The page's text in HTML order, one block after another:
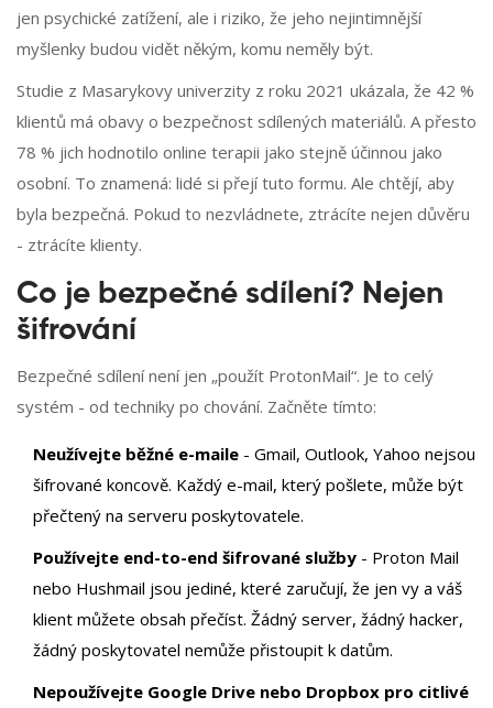
jen psychické zatížení, ale i riziko, že jeho nejintimnější
myšlenky budou vidět někým, komu neměly být.
Studie z Masarykovy univerzity z roku 2021 ukázala, že 42 %
klientů má obavy o bezpečnost sdílených materiálů. A přesto
78 % jich hodnotilo online terapii jako stejně účinnou jako
osobní. To znamená: lidé si přejí tuto formu. Ale chtějí, aby
byla bezpečná. Pokud to nezvládnete, ztrácíte nejen důvěru
- ztrácíte klienty.
Co je bezpečné sdílení? Nejen
šifrování
Bezpečné sdílení není jen „použít ProtonMail“. Je to celý
systém - od techniky po chování. Začněte tímto:
Neužívejte běžné e-maile - Gmail, Outlook, Yahoo nejsou
šifrované koncově. Každý e-mail, který pošlete, může být
přečtený na serveru poskytovatele.
Používejte end-to-end šifrované služby - Proton Mail
nebo Hushmail jsou jediné, které zaručují, že jen vy a váš
klient můžete obsah přečíst. Žádný server, žádný hacker,
žádný poskytovatel nemůže přistoupit k datům.
Nepoužívejte Google Drive nebo Dropbox pro citlivé